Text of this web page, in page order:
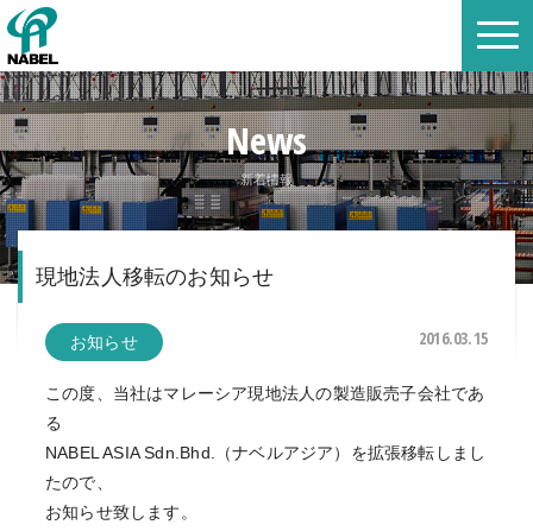
News
新着情報
現地法人移転のお知らせ
お知らせ 2016.03.15
この度、当社はマレーシア現地法人の製造販売子会社であ
る
NABEL ASIA Sdn.Bhd.（ナベルアジア）を拡張移転しまし
たので、
お知らせ致します。